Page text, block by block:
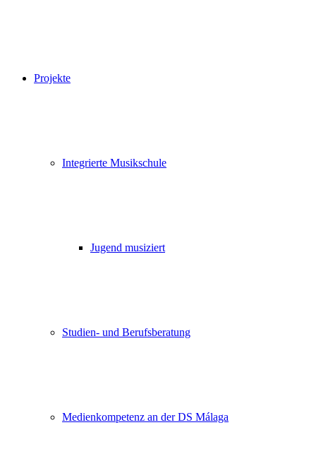
Projekte
Integrierte Musikschule
Jugend musiziert
Studien- und Berufsberatung
Medienkompetenz an der DS Málaga